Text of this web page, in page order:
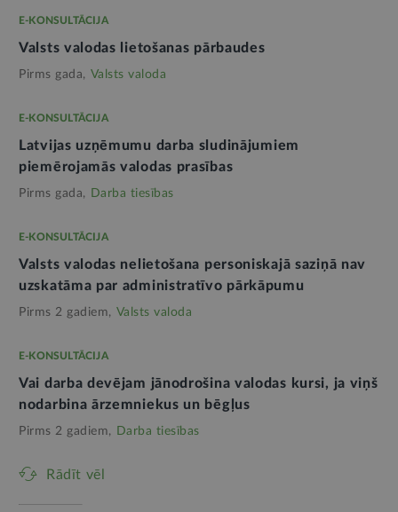
E-KONSULTĀCIJA
Valsts valodas lietošanas pārbaudes
Pirms gada, Valsts valoda
E-KONSULTĀCIJA
Latvijas uzņēmumu darba sludinājumiem
piemērojamās valodas prasības
Pirms gada, Darba tiesības
E-KONSULTĀCIJA
Valsts valodas nelietošana personiskajā saziņā nav
uzskatāma par administratīvo pārkāpumu
Pirms 2 gadiem, Valsts valoda
E-KONSULTĀCIJA
Vai darba devējam jānodrošina valodas kursi, ja viņš
nodarbina ārzemniekus un bēgļus
Pirms 2 gadiem, Darba tiesības
Rādīt vēl